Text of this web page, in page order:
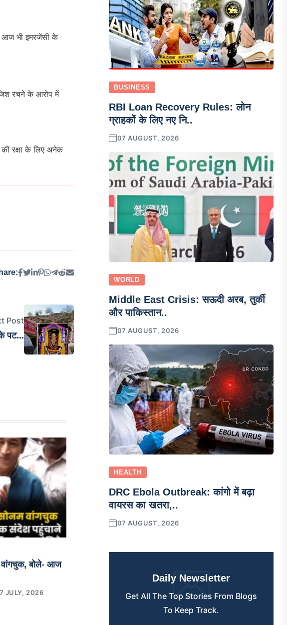
भी इमरजेंसी के
रचने के आरोप में
रक्षा के लिए अनेक
Post
के पट...
वांगचुक, बोले- आज
JULY, 2026
BUSINESS
RBI Loan Recovery Rules: लोन
ग्राहकों के लिए नए नि..
07 AUGUST, 2026
WORLD
Middle East Crisis: सऊदी अरब, तुर्की
और पाकिस्तान..
07 AUGUST, 2026
HEALTH
DRC Ebola Outbreak: कांगो में बढ़ा
वायरस का खतरा,..
07 AUGUST, 2026
Daily Newsletter
Get All The Top Stories From Blogs
To Keep Track.